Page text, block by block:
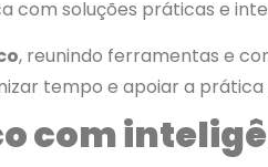
com soluções práticas e
, reunindo ferramentas e
tempo e apoiar a prática
com